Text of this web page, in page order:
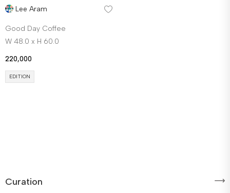
Lee Aram
Good Day Coffee
W 48.0 x H 60.0
220,000
EDITION
Curation